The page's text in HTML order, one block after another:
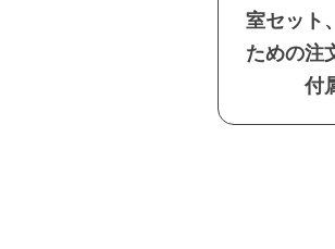
室セット
ための注
付